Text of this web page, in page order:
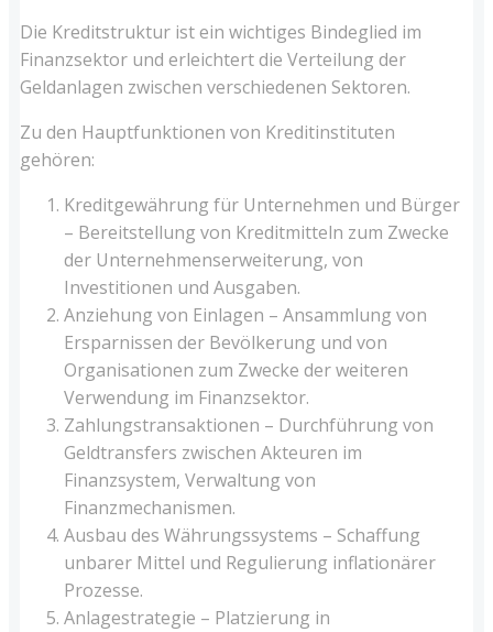
Die Kreditstruktur ist ein wichtiges Bindeglied im
Finanzsektor und erleichtert die Verteilung der
Geldanlagen zwischen verschiedenen Sektoren.
Zu den Hauptfunktionen von Kreditinstituten
gehören:
Kreditgewährung für Unternehmen und Bürger
– Bereitstellung von Kreditmitteln zum Zwecke
der Unternehmenserweiterung, von
Investitionen und Ausgaben.
Anziehung von Einlagen – Ansammlung von
Ersparnissen der Bevölkerung und von
Organisationen zum Zwecke der weiteren
Verwendung im Finanzsektor.
Zahlungstransaktionen – Durchführung von
Geldtransfers zwischen Akteuren im
Finanzsystem, Verwaltung von
Finanzmechanismen.
Ausbau des Währungssystems – Schaffung
unbarer Mittel und Regulierung inflationärer
Prozesse.
Anlagestrategie – Platzierung in